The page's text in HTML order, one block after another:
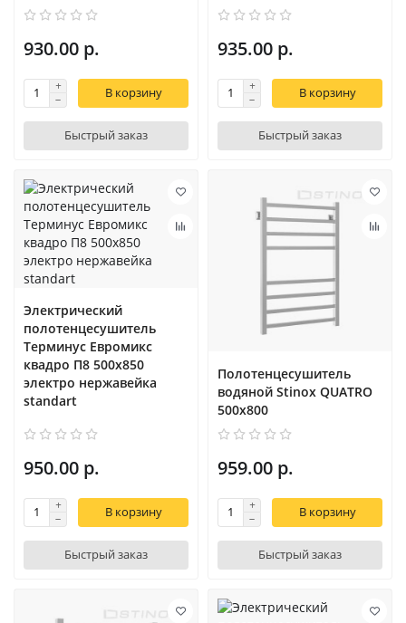
930.00 р.
В корзину
Быстрый заказ
935.00 р.
В корзину
Быстрый заказ
Электрический
полотенцесушитель
Терминус Евромикс
квадро П8 500х850
электро нержавейка
standart
950.00 р.
В корзину
Быстрый заказ
Полотенцесушитель
водяной Stinox QUATRO
500x800
959.00 р.
В корзину
Быстрый заказ